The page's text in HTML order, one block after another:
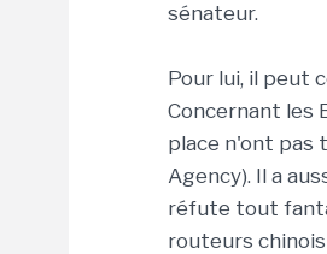
sénateur.
Pour lui, il peut
Concernant les
place n'ont pas
Agency). Il a
réfute tout
routeurs